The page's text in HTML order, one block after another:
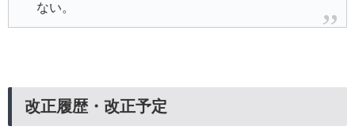
ない。
改正履歴・改正予定